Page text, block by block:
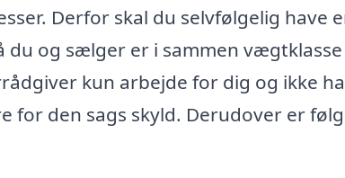
Derfor skal du selvfølgelig have
du og sælger er i sammen
kun arbejde for dig og ikke
den sags skyld. Derudover er